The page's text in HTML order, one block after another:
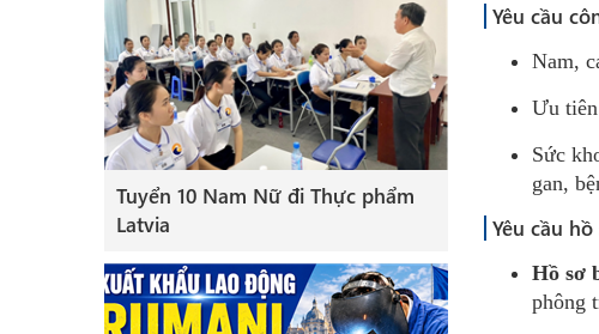
Tuyển 10 Nam Nữ đi Thực phẩm
Latvia
Yêu cầu
Nam,
Ưu
Sức
gan,
Yêu cầu hồ
Hồ sơ
phông